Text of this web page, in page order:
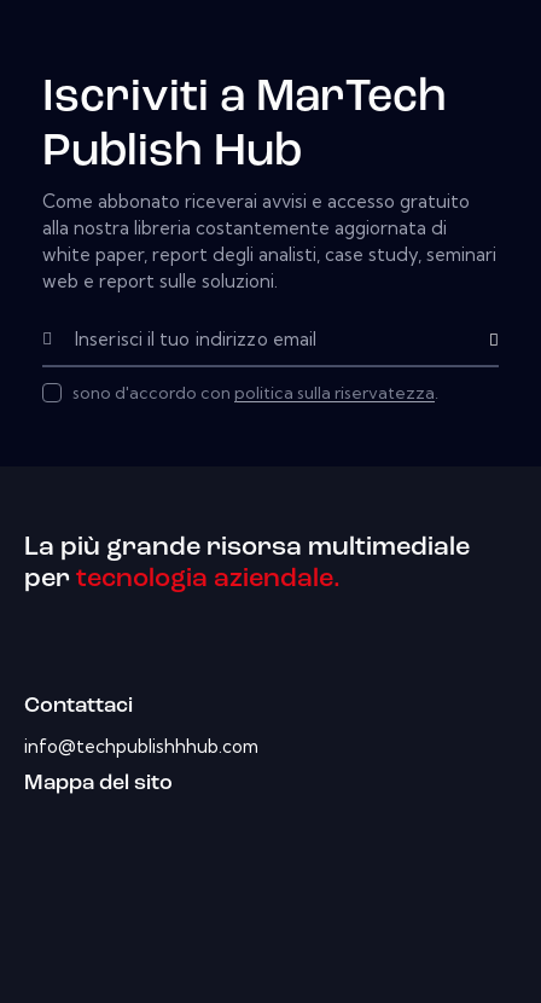
Iscriviti a MarTech
Publish Hub
Come abbonato riceverai avvisi e accesso gratuito
alla nostra libreria costantemente aggiornata di
white paper, report degli analisti, case study, seminari
web e report sulle soluzioni.
Subscribe
sono d'accordo con politica sulla riservatezza.
La più grande risorsa multimediale
per tecnologia aziendale.
Contattaci
info@techpublishhhub.com
Mappa del sito